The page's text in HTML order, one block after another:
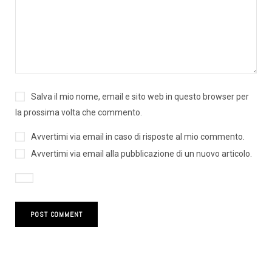
Salva il mio nome, email e sito web in questo browser per
la prossima volta che commento.
Avvertimi via email in caso di risposte al mio commento.
Avvertimi via email alla pubblicazione di un nuovo articolo.